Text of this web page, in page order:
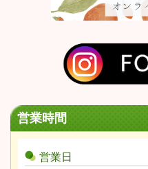
営業時間
営業日